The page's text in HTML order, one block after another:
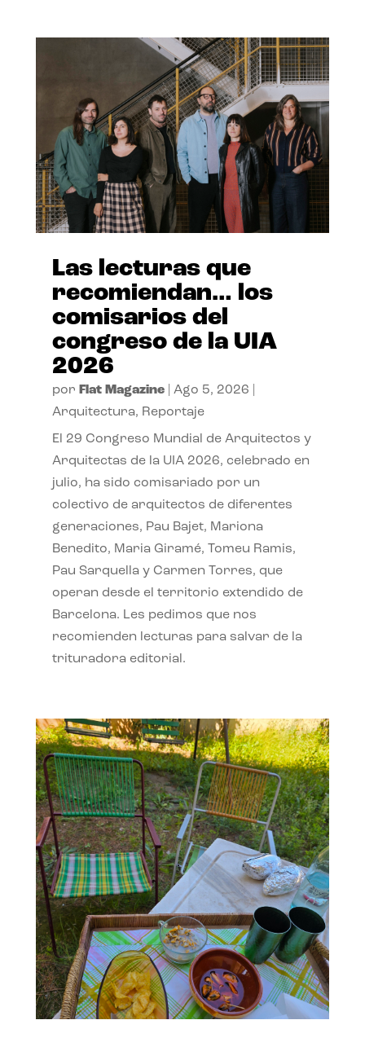
Las lecturas que
recomiendan… los
comisarios del
congreso de la UIA
2026
por Flat Magazine| Ago 5, 2026
Arquitectura, Reportaje
El 29 Congreso Mundial de Arquitectos y
Arquitectas de la UIA 2026, celebrado en
julio, ha sido comisariado por un
colectivo de arquitectos de diferentes
generaciones, Pau Bajet, Mariona
Benedito, Maria Giramé, Tomeu Ramis,
Pau Sarquella y Carmen Torres, que
operan desde el territorio extendido de
Barcelona. Les pedimos que nos
recomienden lecturas para salvar de la
trituradora editorial.